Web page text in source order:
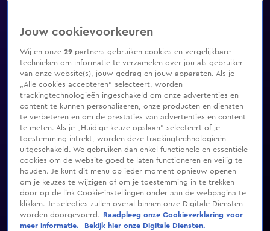
Jouw cookievoorkeuren
Wij en onze29 partners gebruiken cookies en vergelijkbare
technieken om informatie te verzamelen over jou als gebruiker
van onze website(s), jouw gedrag en jouw apparaten. Als je
„Alle cookies accepteren” selecteert, worden
trackingtechnologieën ingeschakeld om onze advertenties en
content te kunnen personaliseren, onze producten en diensten
te verbeteren en om de prestaties van advertenties en content
te meten. Als je „Huidige keuze opslaan” selecteert of je
toestemming intrekt, worden deze trackingtechnologieën
uitgeschakeld. We gebruiken dan enkel functionele en essentiële
cookies om de website goed te laten functioneren en veilig te
houden. Je kunt dit menu op ieder moment opnieuw openen
om je keuzes te wijzigen of om je toestemming in te trekken
door op de link Cookie-instellingen onder aan de webpagina te
klikken. Je selecties zullen overal binnen onze Digitale Diensten
worden doorgevoerd.
Raadpleeg onze Cookieverklaring voor
meer informatie.
Bekijk hier onze Digitale Diensten.